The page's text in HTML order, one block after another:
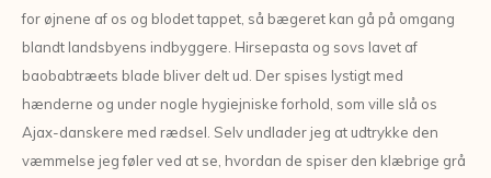
for øjnene af os og blodet tappet, så bægeret kan gå på omgang
blandt landsbyens indbyggere. Hirsepasta og sovs lavet af
baobabtræets blade bliver delt ud. Der spises lystigt med
hænderne og under nogle hygiejniske forhold, som ville slå os
Ajax-danskere med rædsel. Selv undlader jeg at udtrykke den
væmmelse jeg føler ved at se, hvordan de spiser den klæbrige grå